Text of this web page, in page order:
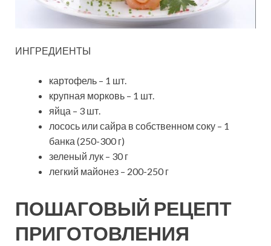
ИНГРЕДИЕНТЫ
картофель – 1 шт.
крупная морковь – 1 шт.
яйца – 3 шт.
лосось или сайра в собственном соку – 1
банка (250-300 г)
зеленый лук – 30 г
легкий майонез – 200-250 г
ПОШАГОВЫЙ РЕЦЕПТ
ПРИГОТОВЛЕНИЯ